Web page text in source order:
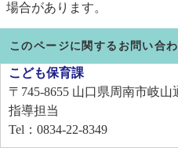
場合があります。
このページに関するお問い合
こども保育課
〒745-8655 山口県周南市岐山
指導担当
Tel：0834-22-8349